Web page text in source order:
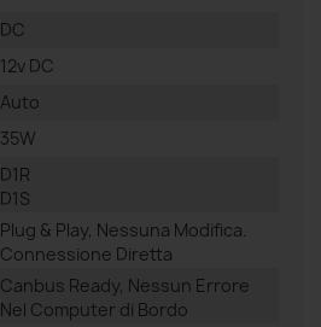
DC
12v DC
Auto
35W
D1R
D1S
Plug & Play, Nessuna Modifica.
Connessione Diretta
Canbus Ready, Nessun Errore
Nel Computer di Bordo